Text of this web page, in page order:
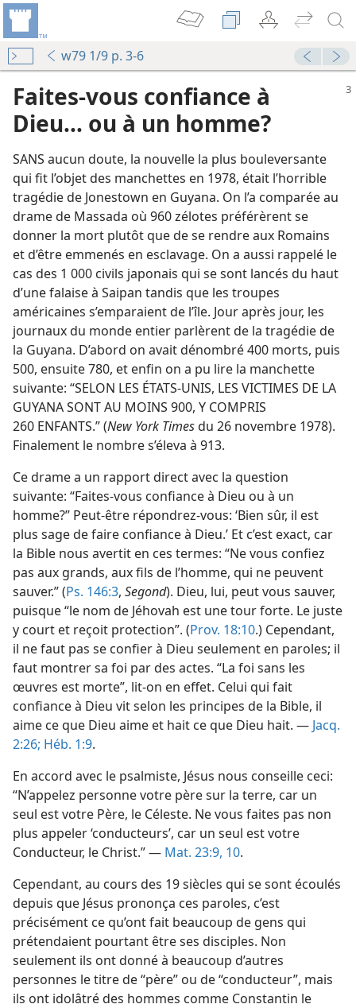
w79 1/9 p. 3-6
Faites-​vous confiance à
Dieu... ou à un homme?
SANS aucun doute, la nouvelle la plus bouleversante
qui fit l’objet des manchettes en 1978, était l’horrible
tragédie de Jonestown en Guyana. On l’a comparée au
drame de Massada où 960 zélotes préférèrent se
donner la mort plutôt que de se rendre aux Romains
et d’être emmenés en esclavage. On a aussi rappelé le
cas des 1 000 civils japonais qui se sont lancés du haut
d’une falaise à Saipan tandis que les troupes
américaines s’emparaient de l’île. Jour après jour, les
journaux du monde entier parlèrent de la tragédie de
la Guyana. D’abord on avait dénombré 400 morts, puis
500, ensuite 780, et enfin on a pu lire la manchette
suivante: “SELON LES ÉTATS-UNIS, LES VICTIMES DE LA
GUYANA SONT AU MOINS 900, Y COMPRIS
260 ENFANTS.” (New York Timesdu 26 novembre 1978).
Finalement le nombre s’éleva à 913.
Ce drame a un rapport direct avec la question
suivante: “Faites-​vous confiance à Dieu ou à un
homme?” Peut-être répondrez-​vous: ‘Bien sûr, il est
plus sage de faire confiance à Dieu.’ Et c’est exact, car
la Bible nous avertit en ces termes: “Ne vous confiez
pas aux grands, aux fils de l’homme, qui ne peuvent
sauver.” (Ps. 146:3, Segond). Dieu, lui, peut vous sauver,
puisque “le nom de Jéhovah est une tour forte. Le juste
y court et reçoit protection”. (Prov. 18:10.) Cependant,
il ne faut pas se confier à Dieu seulement en paroles; il
faut montrer sa foi par des actes. “La foi sans les
œuvres est morte”, lit-​on en effet. Celui qui fait
confiance à Dieu vit selon les principes de la Bible, il
aime ce que Dieu aime et hait ce que Dieu hait. — Jacq.
2:26; Héb. 1:9.
En accord avec le psalmiste, Jésus nous conseille ceci:
“N’appelez personne votre père sur la terre, car un
seul est votre Père, le Céleste. Ne vous faites pas non
plus appeler ‘conducteurs’, car un seul est votre
Conducteur, le Christ.” — Mat. 23:9, 10.
Cependant, au cours des 19 siècles qui se sont écoulés
depuis que Jésus prononça ces paroles, c’est
précisément ce qu’ont fait beaucoup de gens qui
prétendaient pourtant être ses disciples. Non
seulement ils ont donné à beaucoup d’autres
personnes le titre de “père” ou de “conducteur”, mais
ils ont idolâtré des hommes comme Constantin le